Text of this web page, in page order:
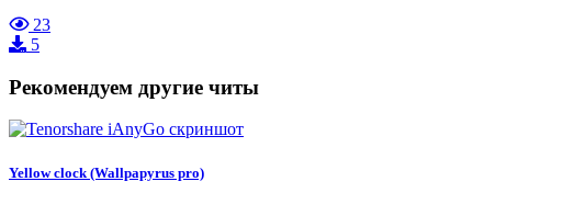
23
5
Рекомендуем другие читы
Yellow clock (Wallpapyrus pro)